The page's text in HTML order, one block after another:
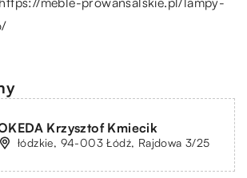
Krzysztof Kmiecik
łódzkie, 94-003 Łódź, Rajdowa 3/25